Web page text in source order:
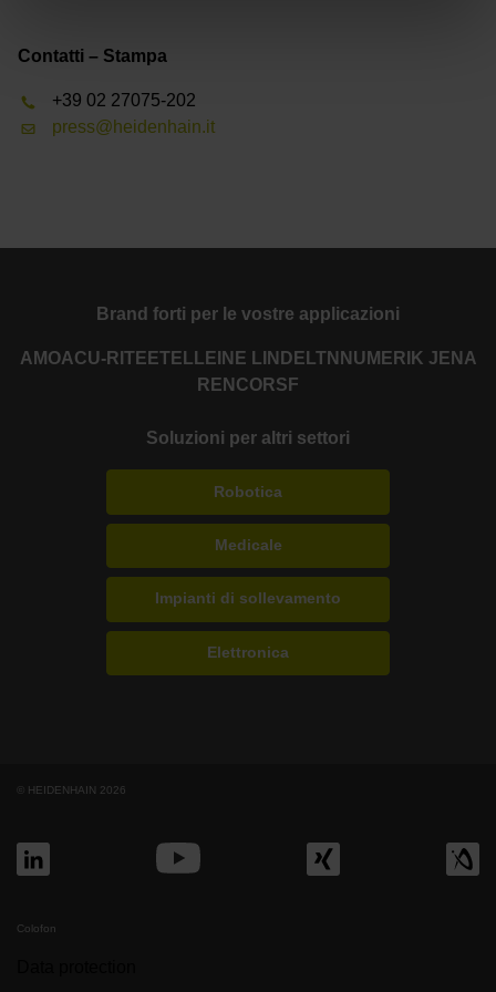
Contatti – Stampa
+39 02 27075-202
press@heidenhain.it
Brand forti per le vostre applicazioni
AMOACU-RITE ETEL LEINE LINDE LTN NUMERIK JENA
RENCORSF
Soluzioni per altri settori
Robotica
Medicale
Impianti di sollevamento
Elettronica
© HEIDENHAIN 2026
Colofon